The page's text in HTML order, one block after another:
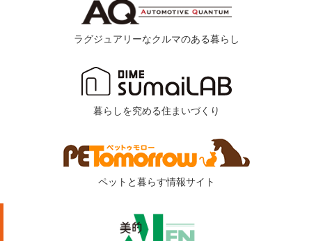
ラグジュアリーなクルマのある暮らし
暮らしを究める住まいづくり
ペットと暮らす情報サイト